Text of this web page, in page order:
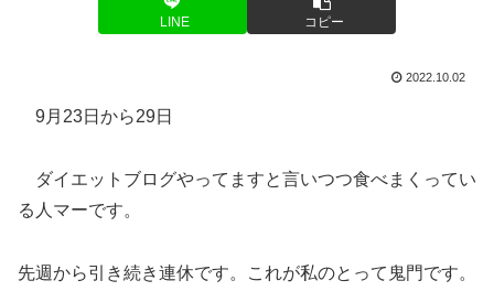
LINE コピー
2022.10.02
9月23日から29日
ダイエットブログやってますと言いつつ食べまくってい
る人マーです。
先週から引き続き連休です。これが私のとって鬼門です。